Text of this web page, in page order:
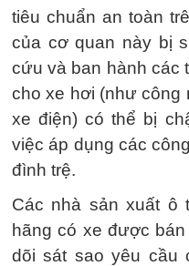
tiêu chuẩn an toàn
của cơ quan này bị
cứu và ban hành các
cho xe hơi (như công
xe điện) có thể bị
việc áp dụng các
đình trệ.
Các nhà sản xuất ô
hãng có xe được
dõi sát sao yêu cầu